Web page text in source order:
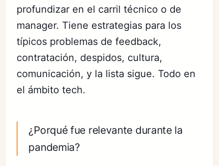
profundizar en el carril técnico o de
manager. Tiene estrategias para los
típicos problemas de feedback,
contratación, despidos, cultura,
comunicación, y la lista sigue. Todo en
el ámbito tech.
¿Porqué fue relevante durante la
pandemia?